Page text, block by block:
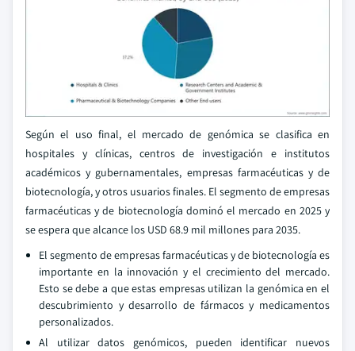
Según el uso final, el mercado de genómica se clasifica en
hospitales y clínicas, centros de investigación e institutos
académicos y gubernamentales, empresas farmacéuticas y de
biotecnología, y otros usuarios finales. El segmento de empresas
farmacéuticas y de biotecnología dominó el mercado en 2025 y
se espera que alcance los USD 68.9 mil millones para 2035.
El segmento de empresas farmacéuticas y de biotecnología es
importante en la innovación y el crecimiento del mercado.
Esto se debe a que estas empresas utilizan la genómica en el
descubrimiento y desarrollo de fármacos y medicamentos
personalizados.
Al utilizar datos genómicos, pueden identificar nuevos